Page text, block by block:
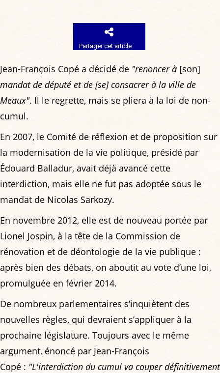
Partager cet article
Jean-François Copé a décidé de "renoncer à [son]
mandat de député et de [se] consacrer à la ville de
Meaux". Il le regrette, mais se pliera à la loi de non-
cumul.
En 2007, le Comité de réflexion et de proposition sur
la modernisation de la vie politique, présidé par
Édouard Balladur, avait déjà avancé cette
interdiction, mais elle ne fut pas adoptée sous le
mandat de Nicolas Sarkozy.
En novembre 2012, elle est de nouveau portée par
Lionel Jospin, à la tête de la Commission de
rénovation et de déontologie de la vie publique :
après bien des débats, on aboutit au vote d’une loi,
promulguée en février 2014.
De nombreux parlementaires s’inquiètent des
nouvelles règles, qui devraient s’appliquer à la
prochaine législature. Toujours avec le même
argument, énoncé par Jean-François
Copé : "L'interdiction du cumul va couper définitivement